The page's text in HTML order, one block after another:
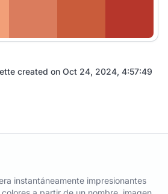
created on Oct 24, 2024, 4:57:49
instantáneamente impresionantes